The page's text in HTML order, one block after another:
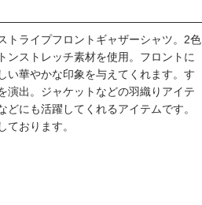
トライプフロントギャザーシャツ。2色
ンストレッチ素材を使用。フロントに
い華やかな印象を与えてくれます。す
演出。ジャケットなどの羽織りアイテ
にも活躍してくれるアイテムです。
おります。